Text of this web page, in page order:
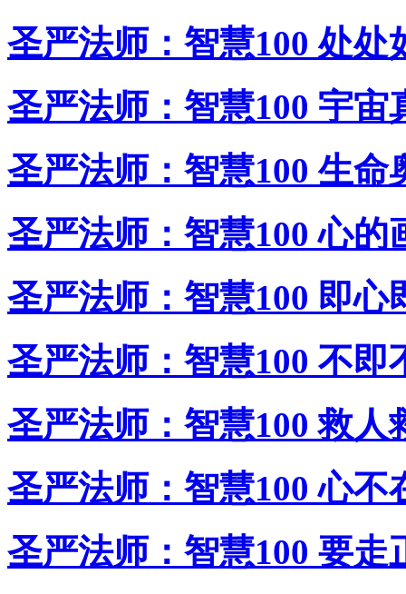
圣严法师：智慧100 处处
圣严法师：智慧100 宇宙
圣严法师：智慧100 生命
圣严法师：智慧100 心的
圣严法师：智慧100 即心
圣严法师：智慧100 不即
圣严法师：智慧100 救人
圣严法师：智慧100 心不
圣严法师：智慧100 要走